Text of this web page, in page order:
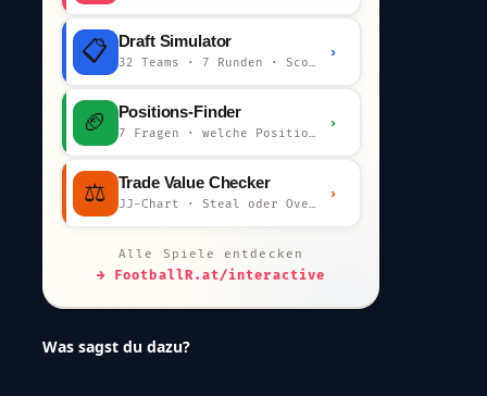
📋 Draft Simulator
32 Teams · 7 Runden · Scout-Kommentar
›
🏈 Positions-Finder
7 Fragen · welche Position bist du?
›
⚖️ Trade Value Checker
JJ-Chart · Steal oder Overpay?
›
Alle Spiele entdecken
→ FootballR.at/interactive
Was sagst du dazu?